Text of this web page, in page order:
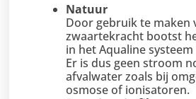
Natuur
Door gebruik te maken
zwaartekracht bootst
in het Aqualine
Er is dus geen stroom
afvalwater zoals bij
osmose of ionisatoren.